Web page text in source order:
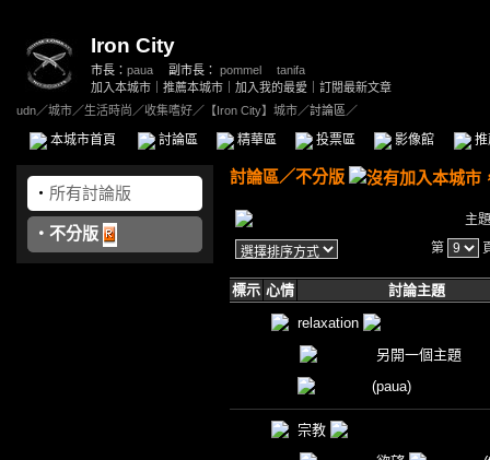
Iron City
市長： paua 副市長： pommel
tanifa
加入本城市
推薦本城市 加入我的最愛
訂閱最新文章
udn／城市／生活時尚 ／收集嗜好／ 【Iron City】城市／討論區／
本城市首頁 討論區 精華區 投票區 影像館
‧ 所有討論版
‧ 不分版
討論區／不分版
主題
第
標示 心情
討論主題
relaxation
另開一個主題
(paua)
宗教